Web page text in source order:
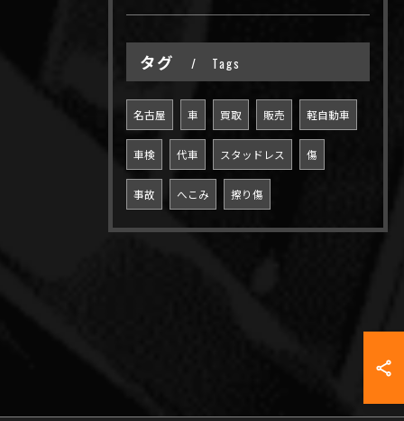
タグ Tags
名古屋 車 買取 販売 軽自動車
車検 代車 スタッドレス 傷
事故 へこみ 擦り傷